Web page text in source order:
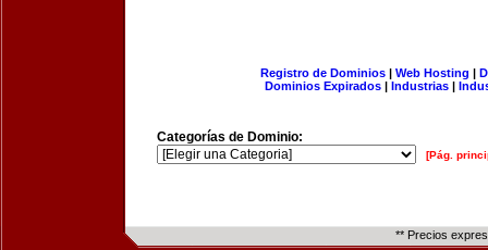
Registro de Dominios| Web Hosting |
Dominios Expirados | Industrias |
Categorías de Dominio:
[Pág.
** Precios